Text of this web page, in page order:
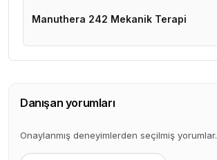
Manuthera 242 Mekanik Terapi
Danışan yorumları
Onaylanmış deneyimlerden seçilmiş yorumlar.